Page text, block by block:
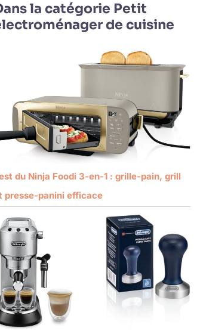
la catégorie Petit
de cuisine
du Ninja Foodi 3-en-1 : grille-pain, grill
presse-panini efficace